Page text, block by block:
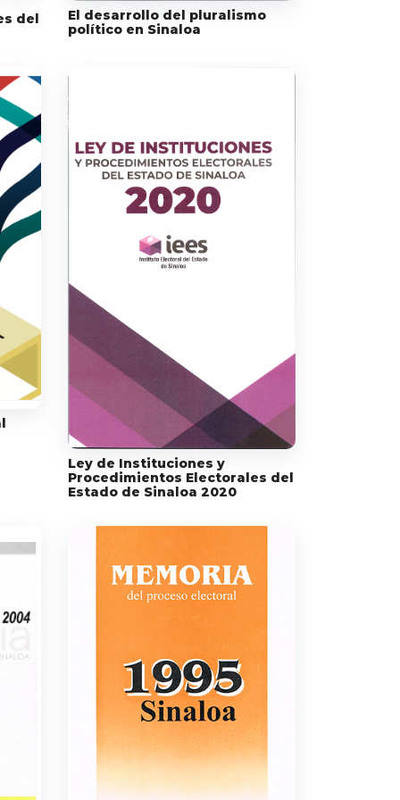
del
El desarrollo del pluralismo
político en Sinaloa
Ley de Instituciones y
Procedimientos Electorales del
Estado de Sinaloa 2020